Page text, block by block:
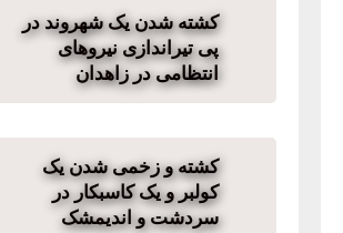
کشته شدن یک شهروند در
پی تیراندازی نیروهای
انتظامی در زاهدان
کشته و زخمی شدن یک
کولبر و یک کاسبکار در
سردشت و اندیمشک